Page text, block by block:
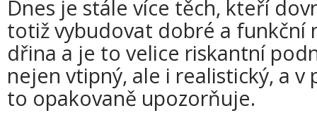
Dnes je stále více těch, kteří
totiž vybudovat dobré a funkční
dřina a je to velice riskantní
nejen vtipný, ale i realistický, a v
to opakovaně upozorňuje.